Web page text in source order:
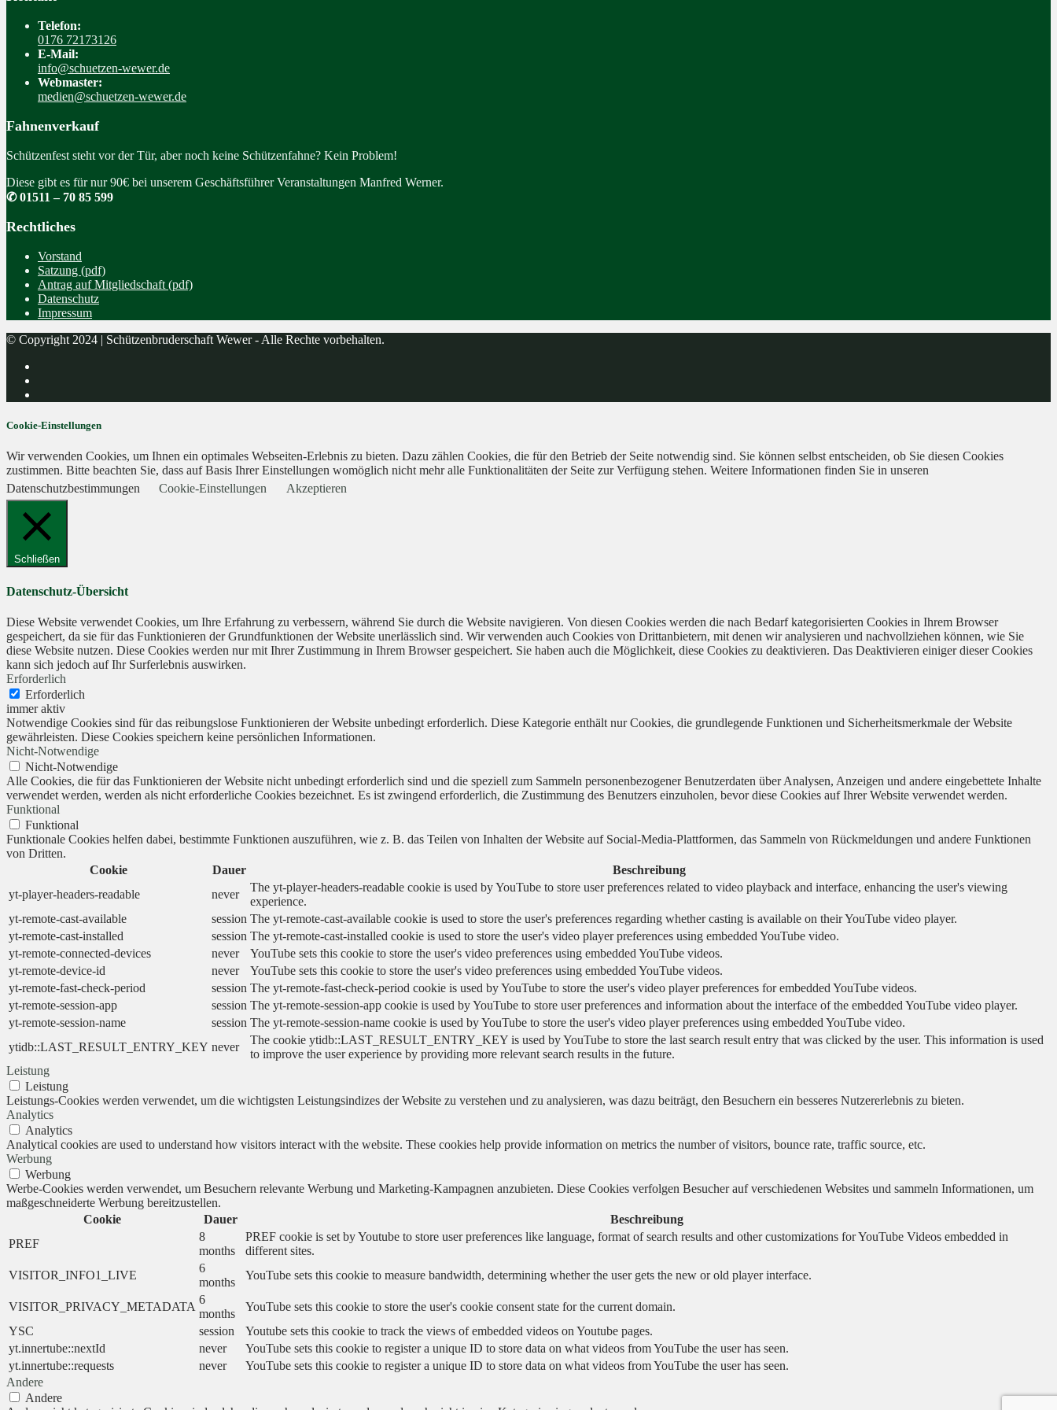
Telefon:
0176 72173126
E-Mail:
info@schuetzen-wewer.de
Webmaster:
medien@schuetzen-wewer.de
Fahnenverkauf
Schützenfest steht vor der Tür, aber noch keine Schützenfahne? Kein Problem!
Diese gibt es für nur 90€ bei unserem Geschäftsführer Veranstaltungen Manfred Werner.
✆ 01511 – 70 85 599
Rechtliches
Vorstand
Satzung (pdf)
Antrag auf Mitgliedschaft (pdf)
Datenschutz
Impressum
© Copyright 2024 | Schützenbruderschaft Wewer - Alle Rechte vorbehalten.
Cookie-Einstellungen
Wir verwenden Cookies, um Ihnen ein optimales Webseiten-Erlebnis zu bieten. Dazu zählen Cookies, die für den Betrieb der Seite notwendig sind. Sie können selbst entscheiden, ob Sie diesen Cookies
zustimmen. Bitte beachten Sie, dass auf Basis Ihrer Einstellungen womöglich nicht mehr alle Funktionalitäten der Seite zur Verfügung stehen. Weitere Informationen finden Sie in unseren
Datenschutzbestimmungen
Cookie-Einstellungen Akzeptieren
Schließen
Datenschutz-Übersicht
Diese Website verwendet Cookies, um Ihre Erfahrung zu verbessern, während Sie durch die Website navigieren. Von diesen Cookies werden die nach Bedarf kategorisierten Cookies in Ihrem Browser
gespeichert, da sie für das Funktionieren der Grundfunktionen der Website unerlässlich sind. Wir verwenden auch Cookies von Drittanbietern, mit denen wir analysieren und nachvollziehen können, wie Sie
diese Website nutzen. Diese Cookies werden nur mit Ihrer Zustimmung in Ihrem Browser gespeichert. Sie haben auch die Möglichkeit, diese Cookies zu deaktivieren. Das Deaktivieren einiger dieser Cookies
kann sich jedoch auf Ihr Surferlebnis auswirken.
Erforderlich
Erforderlich
immer aktiv
Notwendige Cookies sind für das reibungslose Funktionieren der Website unbedingt erforderlich. Diese Kategorie enthält nur Cookies, die grundlegende Funktionen und Sicherheitsmerkmale der Website
gewährleisten. Diese Cookies speichern keine persönlichen Informationen.
Nicht-Notwendige
Nicht-Notwendige
Alle Cookies, die für das Funktionieren der Website nicht unbedingt erforderlich sind und die speziell zum Sammeln personenbezogener Benutzerdaten über Analysen, Anzeigen und andere eingebettete Inhalte
verwendet werden, werden als nicht erforderliche Cookies bezeichnet. Es ist zwingend erforderlich, die Zustimmung des Benutzers einzuholen, bevor diese Cookies auf Ihrer Website verwendet werden.
Funktional
Funktional
Funktionale Cookies helfen dabei, bestimmte Funktionen auszuführen, wie z. B. das Teilen von Inhalten der Website auf Social-Media-Plattformen, das Sammeln von Rückmeldungen und andere Funktionen
von Dritten.
Cookie
Dauer
Beschreibung
yt-player-headers-readable
never
The yt-player-headers-readable cookie is used by YouTube to store user preferences related to video playback and interface, enhancing the user's viewing
experience.
yt-remote-cast-available
session The yt-remote-cast-available cookie is used to store the user's preferences regarding whether casting is available on their YouTube video player.
yt-remote-cast-installed
session The yt-remote-cast-installed cookie is used to store the user's video player preferences using embedded YouTube video.
yt-remote-connected-devices
never
YouTube sets this cookie to store the user's video preferences using embedded YouTube videos.
yt-remote-device-id
never
YouTube sets this cookie to store the user's video preferences using embedded YouTube videos.
yt-remote-fast-check-period
session The yt-remote-fast-check-period cookie is used by YouTube to store the user's video player preferences for embedded YouTube videos.
yt-remote-session-app
session The yt-remote-session-app cookie is used by YouTube to store user preferences and information about the interface of the embedded YouTube video player.
yt-remote-session-name
session The yt-remote-session-name cookie is used by YouTube to store the user's video player preferences using embedded YouTube video.
ytidb::LAST_RESULT_ENTRY_KEY never
The cookie ytidb::LAST_RESULT_ENTRY_KEY is used by YouTube to store the last search result entry that was clicked by the user. This information is used
to improve the user experience by providing more relevant search results in the future.
Leistung
Leistung
Leistungs-Cookies werden verwendet, um die wichtigsten Leistungsindizes der Website zu verstehen und zu analysieren, was dazu beiträgt, den Besuchern ein besseres Nutzererlebnis zu bieten.
Analytics
Analytics
Analytical cookies are used to understand how visitors interact with the website. These cookies help provide information on metrics the number of visitors, bounce rate, traffic source, etc.
Werbung
Werbung
Werbe-Cookies werden verwendet, um Besuchern relevante Werbung und Marketing-Kampagnen anzubieten. Diese Cookies verfolgen Besucher auf verschiedenen Websites und sammeln Informationen, um
maßgeschneiderte Werbung bereitzustellen.
Cookie
Dauer
Beschreibung
PREF
8
months
PREF cookie is set by Youtube to store user preferences like language, format of search results and other customizations for YouTube Videos embedded in
different sites.
VISITOR_INFO1_LIVE
6
months
YouTube sets this cookie to measure bandwidth, determining whether the user gets the new or old player interface.
VISITOR_PRIVACY_METADATA
6
months
YouTube sets this cookie to store the user's cookie consent state for the current domain.
YSC
session
Youtube sets this cookie to track the views of embedded videos on Youtube pages.
yt.innertube::nextId
never
YouTube sets this cookie to register a unique ID to store data on what videos from YouTube the user has seen.
yt.innertube::requests
never
YouTube sets this cookie to register a unique ID to store data on what videos from YouTube the user has seen.
Andere
Andere